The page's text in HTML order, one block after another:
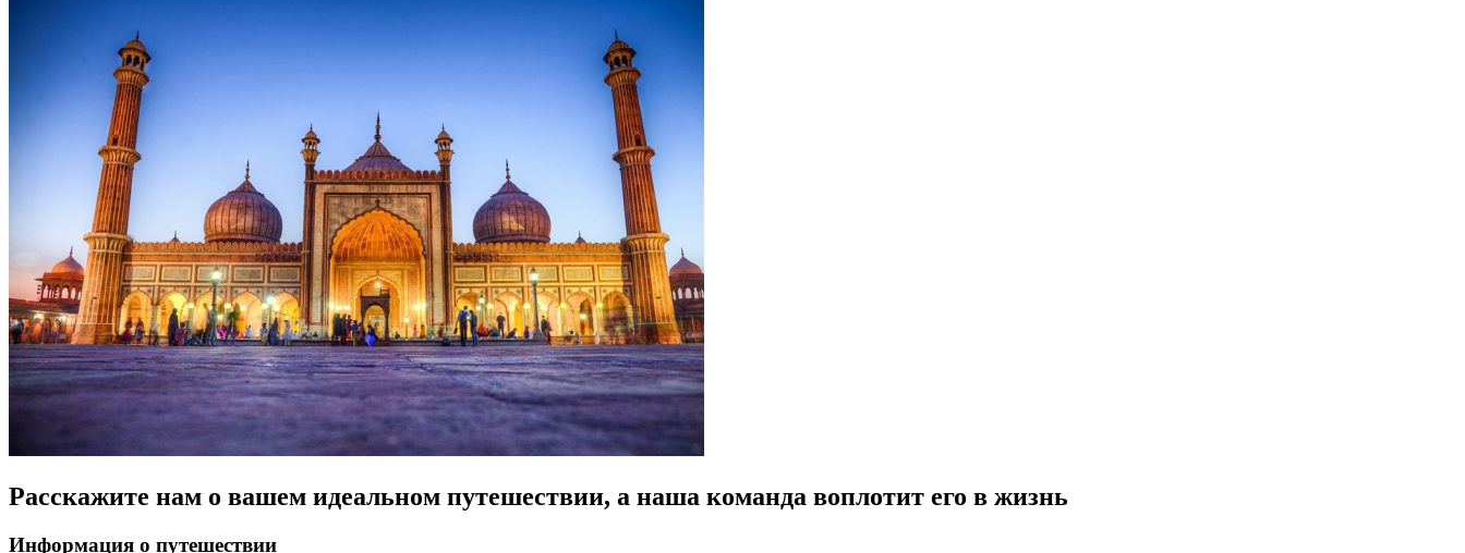
Расскажите нам о вашем идеальном путешествии, а наша команда воплотит его в жизнь
Информация о путешествии